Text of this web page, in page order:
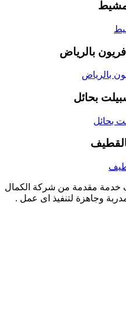
بالرياض
بحائل
مقدمة من شركة الكمال
وجاهزة لتنفيذ اى عمل .